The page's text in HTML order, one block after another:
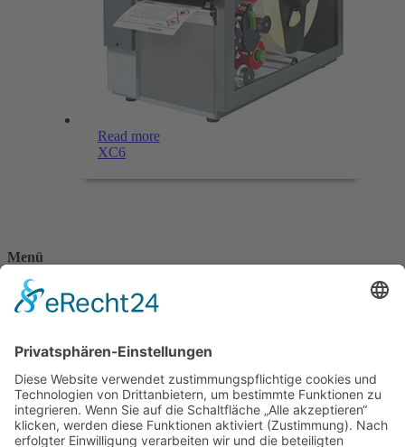
Read more
XC6
Menü
Home
Kontakt
Impressum
Anschrift
BSI Vertriebs GmbH